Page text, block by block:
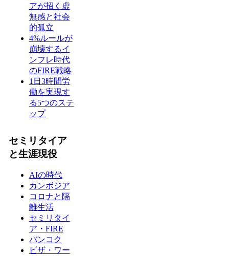
アが招く虚
無感と社会
的孤立
4%ルールが
崩壊するイ
ンフレ時代
のFIRE戦略
1日3時間労
働を実現す
る5つのステ
ップ
セミリタイア
と生涯現役
AIの時代
カンボジア
コロナと隔
離生活
セミリタイ
ア・FIRE
バンコク
ビザ・ワー